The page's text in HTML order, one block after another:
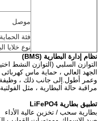
موصل
فئة الحماية
نوع خلايا
نظام إدارة البطارية (BMS)
التوازن السلبي (التوازن النشط
الجهد العالي ، حماية ماس كهربائى
مراقبة حالة البطارية ، مثل
تطبيق بطارية LiFePO4
بطارية سحب / تخزين عالية الأداء